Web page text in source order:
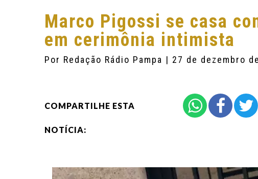
Marco Pigossi se casa
em cerimônia intimista
Por Redação Rádio Pampa | 27 de dezembro
COMPARTILHE ESTA
NOTÍCIA: